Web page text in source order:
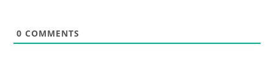
0 COMMENTS